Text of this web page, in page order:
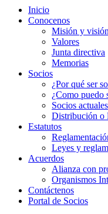
Inicio
Conocenos
Misión y visión
Valores
Junta directiva
Memorias
Socios
¿Por qué ser
¿Como puedo
Socios actuales
Distribución o
Estatutos
Leyes y
Acuerdos
Alianza con
Organismos
Contáctenos
Portal de Socios